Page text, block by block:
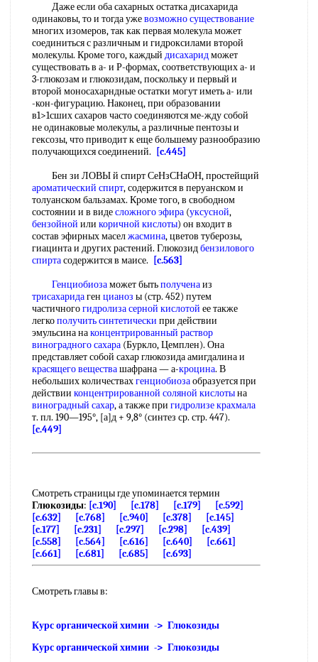
Даже если оба сахарных остатка дисахарида
одинаковы, то и тогда ужевозможно существование
многих изомеров, так как первая молекула может
соединиться с различным и гидроксилами второй
молекулы. Кроме того, каждый дисахаридможет
существовать в а- и Р-формах, соответствующих а- и
3-глюкозам и глюкозидам, поскольку и первый и
второй моносахарндные остатки могут иметь а- или
-кон-фигурацию. Наконец, при образовании
в1>1сших сахаров часто соединяются ме-жду собой
не одинаковые молекулы, а различные пентозы и
гексозы, что приводит к еще большему разнообразию
получающихся соединений.
[c.445]
Бен зи ЛОВЫ й спирт СеНзСНаОН, простейщий
ароматический спирт, содержится в перуанском и
толуанском бальзамах. Кроме того, в свободном
состоянии и в видесложного эфира (уксусной,
бензойной или коричной кислоты) он входит в
состав эфирных маселжасмина, цветов туберозы,
гиацинта и других растений. Глюкозидбензилового
спиртасодержится в маисе.
[c.563]
Генциобиозаможет бытьполученаиз
трисахаридаген цианоз ы (стр. 452) путем
частичногогидролиза серной кислотой ее также
легкополучитьсинтетически при действии
эмульсина наконцентрированный раствор
виноградного сахара (Буркло, Цемплен). Она
представляет собой сахар глюкозида амигдалина и
красящего веществашафрана — а-кроцина. В
небольших количествахгенциобиозаобразуется при
действии концентрированной соляной кислотына
виноградный сахар, а также при гидролизе крахмала
т. пл. 190—195°, [а]д + 9,8° (синтез ср. стр. 447).
[c.449]
Смотреть страницы где упоминается термин
Глюкозиды: [c.190] [c.178] [c.179]
[c.592]
[c.632]
[c.768] [c.940] [c.378]
[c.145]
[c.177]
[c.231] [c.297] [c.298]
[c.439]
[c.558]
[c.564] [c.616] [c.640]
[c.661]
[c.661]
[c.681] [c.685] [c.693]
Смотреть главы в:
Курс органической химии -> Глюкозиды
Курс органической химии -> Глюкозиды